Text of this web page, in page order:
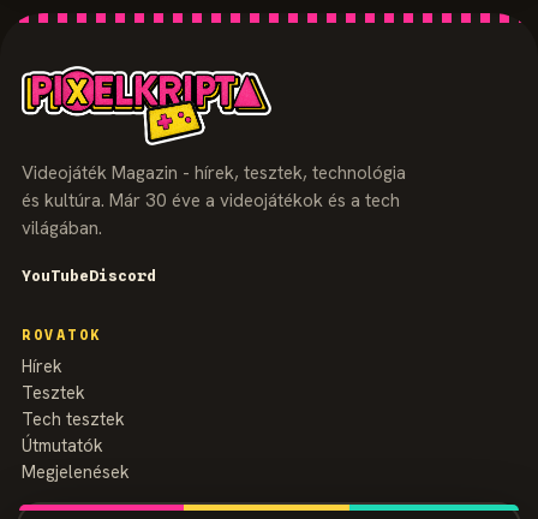
Videojáték Magazin - hírek, tesztek, technológia
és kultúra. Már 30 éve a videojátékok és a tech
világában.
YouTubeDiscord
ROVATOK
Hírek
Tesztek
Tech tesztek
Útmutatók
Megjelenések